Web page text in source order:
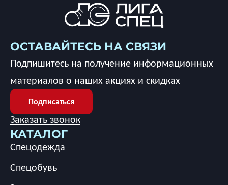
КАТАЛОГ
Спецодежда
Спецобувь
ОСТАВАЙТЕСЬ НА СВЯЗИ
Подпишитесь на получение информационных
материалов о наших акциях и скидках
Подписаться
Заказать звонок